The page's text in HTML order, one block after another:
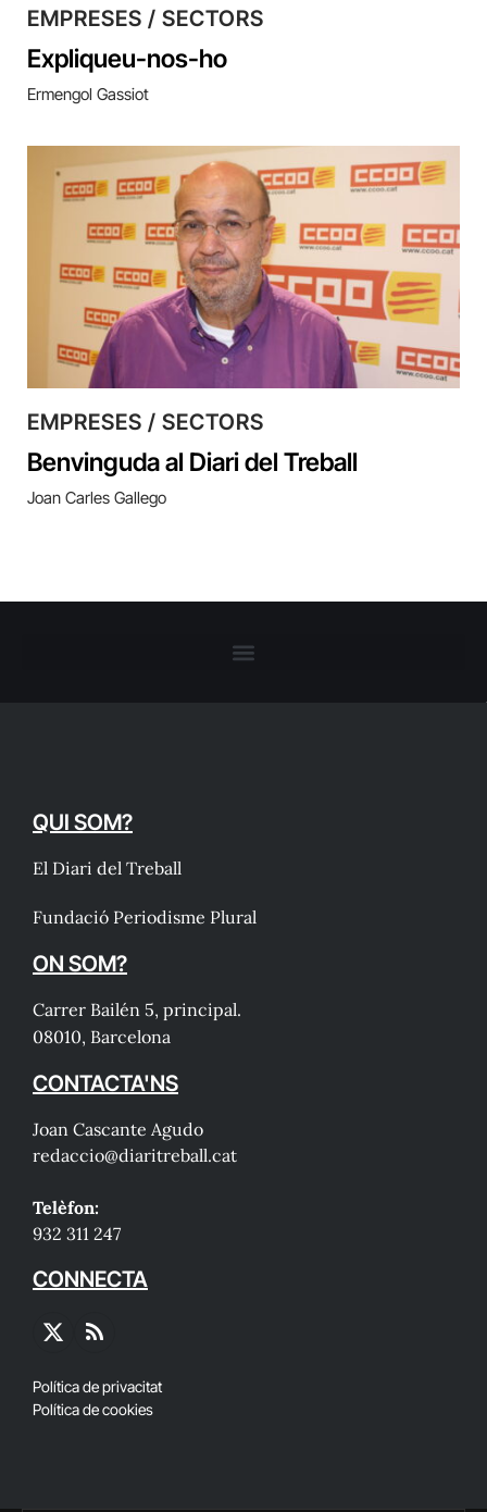
EMPRESES / SECTORS
Expliqueu-nos-ho
Ermengol Gassiot
EMPRESES / SECTORS
Benvinguda al Diari del Treball
Joan Carles Gallego
QUI SOM?
El Diari del Treball
Fundació Periodisme Plural
ON SOM?
Carrer Bailén 5, principal.
08010, Barcelona
CONTACTA'NS
Joan Cascante Agudo
redaccio@diaritreball.cat
Telèfon:
932 311 247
CONNECTA
X
RSS
Política de privacitat
Política de cookies